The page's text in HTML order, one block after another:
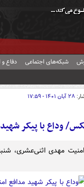
شبکه‌های اجتماعی دفاع
۲۸ آبان ۱۴۰۱ - ۱۷:۵۹
وداع با پیکر